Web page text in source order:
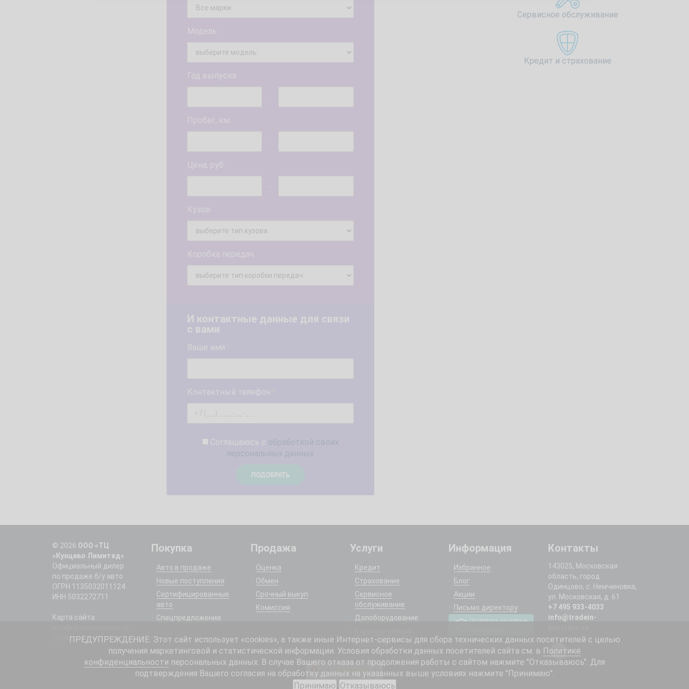
Сервисное обслуживание
Кредит и страхование
Модель
Год выпуска
...
Пробег, км.
...
Цена, руб.
...
Кузов
Коробка передач
И контактные данные для связи
с вами
Ваше имя
Контактный телефон
Соглашаюсь с обработкой своих
персональных данных
© 2026 ООО «ТЦ
«Кунцево Лимитед»
Официальный дилер
по продаже б/у авто
ОГРН 1135032011124
ИНН 5032272711
Карта сайта
Cookie
Покупка
Авто в продаже
Новые поступления
Сертифицированные
авто
Спецпредложения
Продажа
Оценка
Обмен
Срочный выкуп
Комиссия
Услуги
Кредит
Страхование
Сервисное
обслуживание
Допоборудование
клиентам
Информация
Избранное
Блог
Акции
Письмо директору
Подписка на новые
Контакты
143025, Московская
область, город
Одинцово, с. Немчиновка,
ул. Московская, д. 61
+7 495 933-4033
info@tradein-
ПРЕДУПРЕЖДЕНИЕ: Этот сайт использует «cookies», а также иные Интернет-сервисы для сбора технических данных посетителей с целью
получения маркетинговой и статистической информации. Условия обработки данных посетителей сайта см. в Политике
конфиденциальности персональных данных. В случае Вашего отказа от продолжения работы с сайтом нажмите "Отказываюсь". Для
подтверждения Вашего согласия на обработку данных на указанных выше условиях нажмите "Принимаю".
Принимаю Отказываюсь